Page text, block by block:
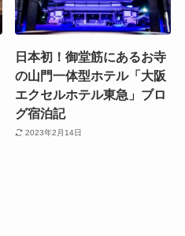
日本初！御堂筋にあるお寺
の山門一体型ホテル「大阪
エクセルホテル東急」ブロ
グ宿泊記
2023年2月14日